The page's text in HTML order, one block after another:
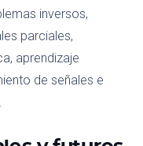
inversos,
parciales,
aprendizaje
de señales e